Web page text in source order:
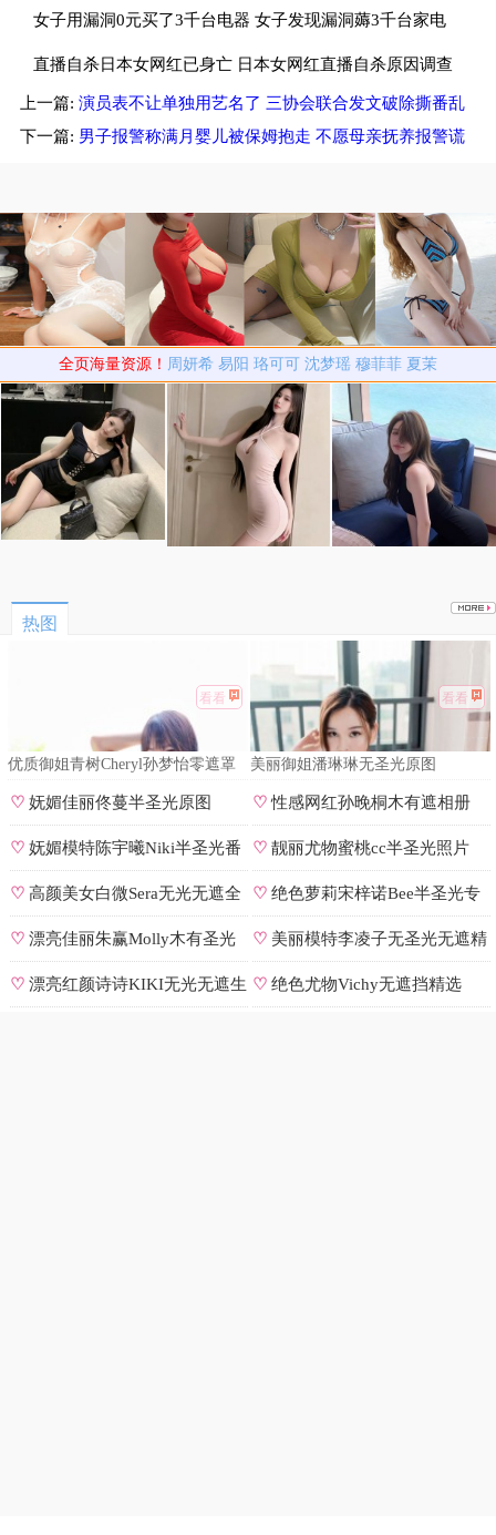
子斥畜生不如
女子用漏洞0元买了3千台电器 女子发现漏洞薅3千台家电
租仓库存放
直播自杀日本女网红已身亡 日本女网红直播自杀原因调查
中
上一篇: 演员表不让单独用艺名了 三协会联合发文破除撕番乱
象
下一篇: 男子报警称满月婴儿被保姆抱走 不愿母亲抚养报警谎
全页海量资源！ 周妍希 易阳 珞可可 沈梦瑶 穆菲菲 夏茉
热图
看看
优质御姐青树Cheryl孙梦怡零遮罩
看看
美丽御姐潘琳琳无圣光原图
♡妩媚佳丽佟蔓半圣光原图 ♡性感网红孙晚桐木有遮相册
♡妩媚模特陈宇曦Niki半圣光番
号
♡ 靓丽尤物蜜桃cc半圣光照片
♡高颜美女白微Sera无光无遮全
集
♡ 绝色萝莉宋梓诺Bee半圣光专
辑
♡漂亮佳丽朱赢Molly木有圣光
原图
♡ 美丽模特李凌子无圣光无遮精
选
♡漂亮红颜诗诗KIKI无光无遮生 ♡ 绝色尤物Vichy无遮挡精选